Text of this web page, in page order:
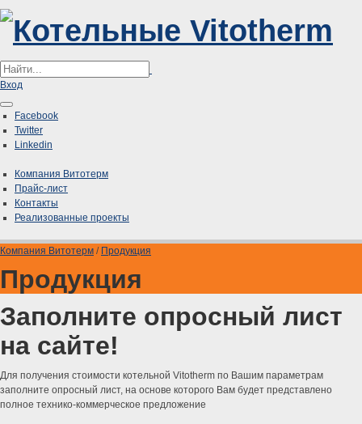
Вход
Facebook
Twitter
Linkedin
Компания Витотерм
Прайс-лист
Контакты
Реализованные проекты
Компания Витотерм / Продукция
Продукция
Заполните опросный лист
на сайте!
Для получения стоимости котельной Vitotherm по Вашим параметрам
заполните опросный лист, на основе которого Вам будет представлено
полное технико-коммерческое предложение